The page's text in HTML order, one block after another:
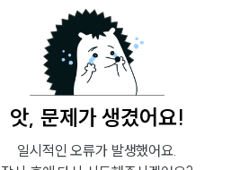
앗, 문제가 생겼어요!
일시적인 오류가 발생했어요.